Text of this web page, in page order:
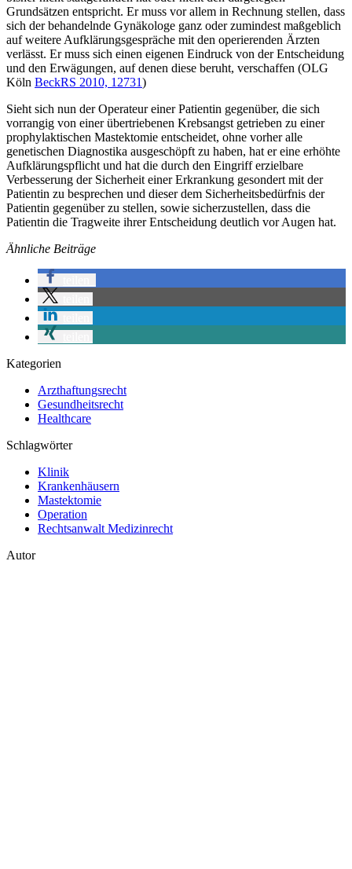
Grundsätzen entspricht. Er muss vor allem in Rechnung stellen, dass
sich der behandelnde Gynäkologe ganz oder zumindest maßgeblich
auf weitere Aufklärungsgespräche mit den operierenden Ärzten
verlässt. Er muss sich einen eigenen Eindruck von der Entscheidung
und den Erwägungen, auf denen diese beruht, verschaffen (OLG
Köln BeckRS 2010, 12731)
Sieht sich nun der Operateur einer Patientin gegenüber, die sich
vorrangig von einer übertriebenen Krebsangst getrieben zu einer
prophylaktischen Mastektomie entscheidet, ohne vorher alle
genetischen Diagnostika ausgeschöpft zu haben, hat er eine erhöhte
Aufklärungspflicht und hat die durch den Eingriff erzielbare
Verbesserung der Sicherheit einer Erkrankung gesondert mit der
Patientin zu besprechen und dieser dem Sicherheitsbedürfnis der
Patientin gegenüber zu stellen, sowie sicherzustellen, dass die
Patientin die Tragweite ihrer Entscheidung deutlich vor Augen hat.
Ähnliche Beiträge
Kategorien
Arzthaftungsrecht
Gesundheitsrecht
Healthcare
Schlagwörter
Klinik
Krankenhäusern
Mastektomie
Operation
Rechtsanwalt Medizinrecht
Autor